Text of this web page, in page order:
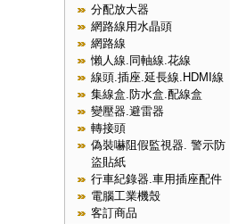
分配放大器
網路線用水晶頭
網路線
懶人線.同軸線.花線
線頭.插座.延長線.HDMI線
集線盒.防水盒.配線盒
變壓器.避雷器
轉接頭
偽裝嚇阻假監視器. 警示防
盜貼紙
行車紀錄器.車用插座配件
電腦工業機殼
客訂商品